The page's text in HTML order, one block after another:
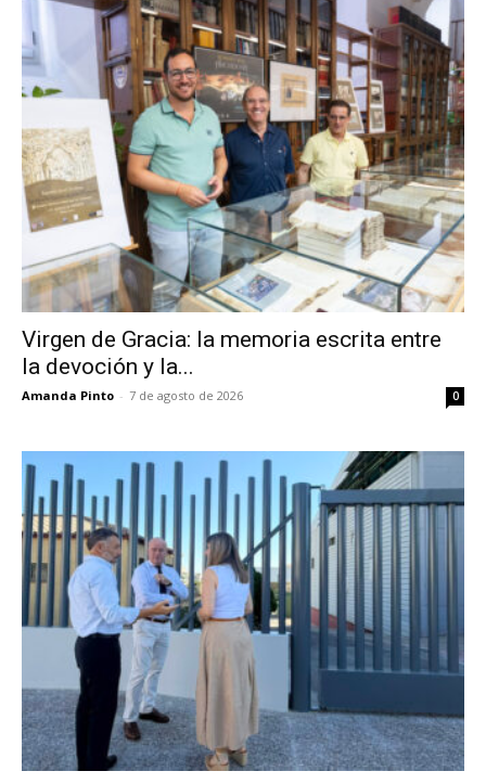
Virgen de Gracia: la memoria escrita entre
la devoción y la...
Amanda Pinto - 7 de agosto de 2026 0